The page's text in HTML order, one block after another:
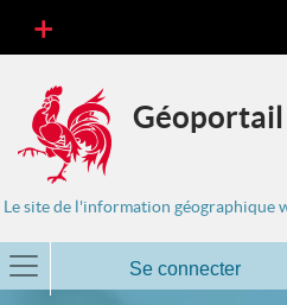
Le site de l'information géographique
Se connecter